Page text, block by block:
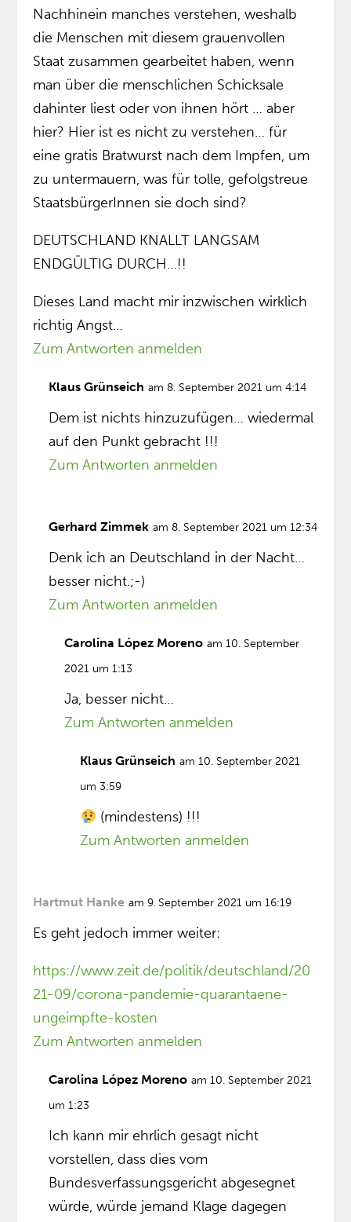
Nachhinein manches verstehen, weshalb
die Menschen mit diesem grauenvollen
Staat zusammen gearbeitet haben, wenn
man über die menschlichen Schicksale
dahinter liest oder von ihnen hört … aber
hier? Hier ist es nicht zu verstehen… für
eine gratis Bratwurst nach dem Impfen, um
zu untermauern, was für tolle, gefolgstreue
StaatsbürgerInnen sie doch sind?
DEUTSCHLAND KNALLT LANGSAM
ENDGÜLTIG DURCH…!!
Dieses Land macht mir inzwischen wirklich
richtig Angst…
Zum Antworten anmelden
Klaus Grünseich am 8. September 2021 um 4:14
Dem ist nichts hinzuzufügen… wiedermal
auf den Punkt gebracht !!!
Zum Antworten anmelden
Gerhard Zimmek am 8. September 2021 um 12:34
Denk ich an Deutschland in der Nacht…
besser nicht.;-)
Zum Antworten anmelden
Carolina López Moreno am 10. September
2021 um 1:13
Ja, besser nicht…
Zum Antworten anmelden
Klaus Grünseich am 10. September 2021
um 3:59
(mindestens) !!!
Zum Antworten anmelden
Hartmut Hanke am 9. September 2021 um 16:19
Es geht jedoch immer weiter:
https://www.zeit.de/politik/deutschland/20
21-09/corona-pandemie-quarantaene-
ungeimpfte-kosten
Zum Antworten anmelden
Carolina López Moreno am 10. September 2021
um 1:23
Ich kann mir ehrlich gesagt nicht
vorstellen, dass dies vom
Bundesverfassungsgericht abgesegnet
würde, würde jemand Klage dagegen